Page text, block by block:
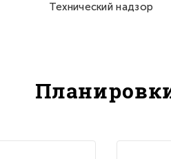
Технический надзор